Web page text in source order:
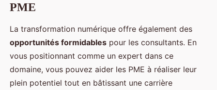
PME
La transformation numérique offre également des
opportunités formidables pour les consultants. En
vous positionnant comme un expert dans ce
domaine, vous pouvez aider les PME à réaliser leur
plein potentiel tout en bâtissant une carrière